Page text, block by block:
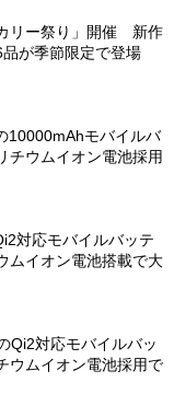
リー祭り」開催 新作
が季節限定で登場
10000mAhモバイルバ
ウムイオン電池採用
対応モバイルバッテ
イオン電池搭載で大
Qi2対応モバイルバッ
ムイオン電池採用で